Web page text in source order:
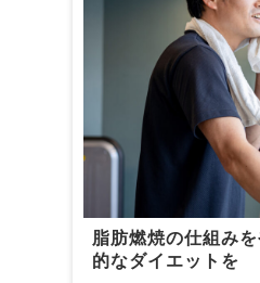
脂肪燃焼の仕組み
的なダイエットを